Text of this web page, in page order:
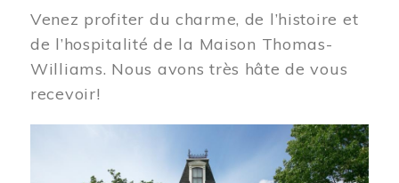
Venez profiter du charme, de l’histoire et
de l’hospitalité de la Maison Thomas-
Williams. Nous avons très hâte de vous
recevoir!